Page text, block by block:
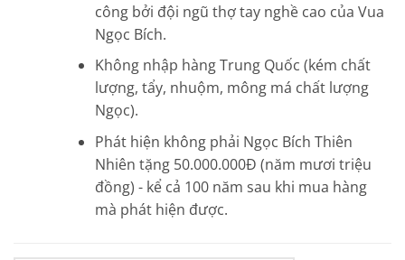
công bởi đội ngũ thợ tay nghề cao của Vua
Ngọc Bích.
Không nhập hàng Trung Quốc (kém chất
lượng, tẩy, nhuộm, mông má chất lượng
Ngọc).
Phát hiện không phải Ngọc Bích Thiên
Nhiên tặng 50.000.000Đ (năm mươi triệu
đồng) - kể cả 100 năm sau khi mua hàng
mà phát hiện được.